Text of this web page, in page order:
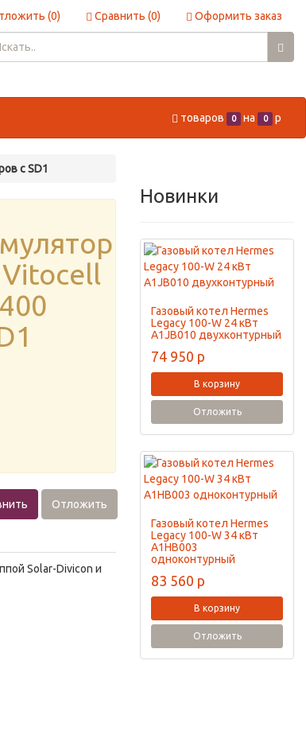
(0) Сравнить (0) Оформить заказ
товаров 0 на 0 p
с SD1
Отложить
Solar-Divicon и
Новинки
Газовый котел Hermes
Legacy 100-W 24 кВт
A1JB010 двухконтурный
74 950 p
В корзину
Отложить
Газовый котел Hermes
Legacy 100-W 34 кВт
A1HB003
одноконтурный
83 560 p
В корзину
Отложить